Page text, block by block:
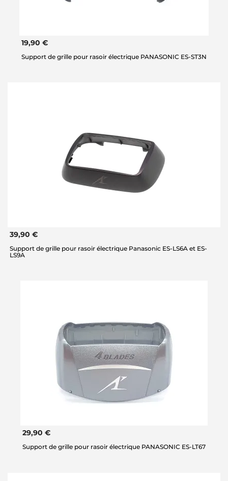
19,90 €
Support de grille pour rasoir électrique PANASONIC ES-ST3N
39,90 €
Support de grille pour rasoir électrique Panasonic ES-LS6A et ES-
LS9A
29,90 €
Support de grille pour rasoir électrique PANASONIC ES-LT67